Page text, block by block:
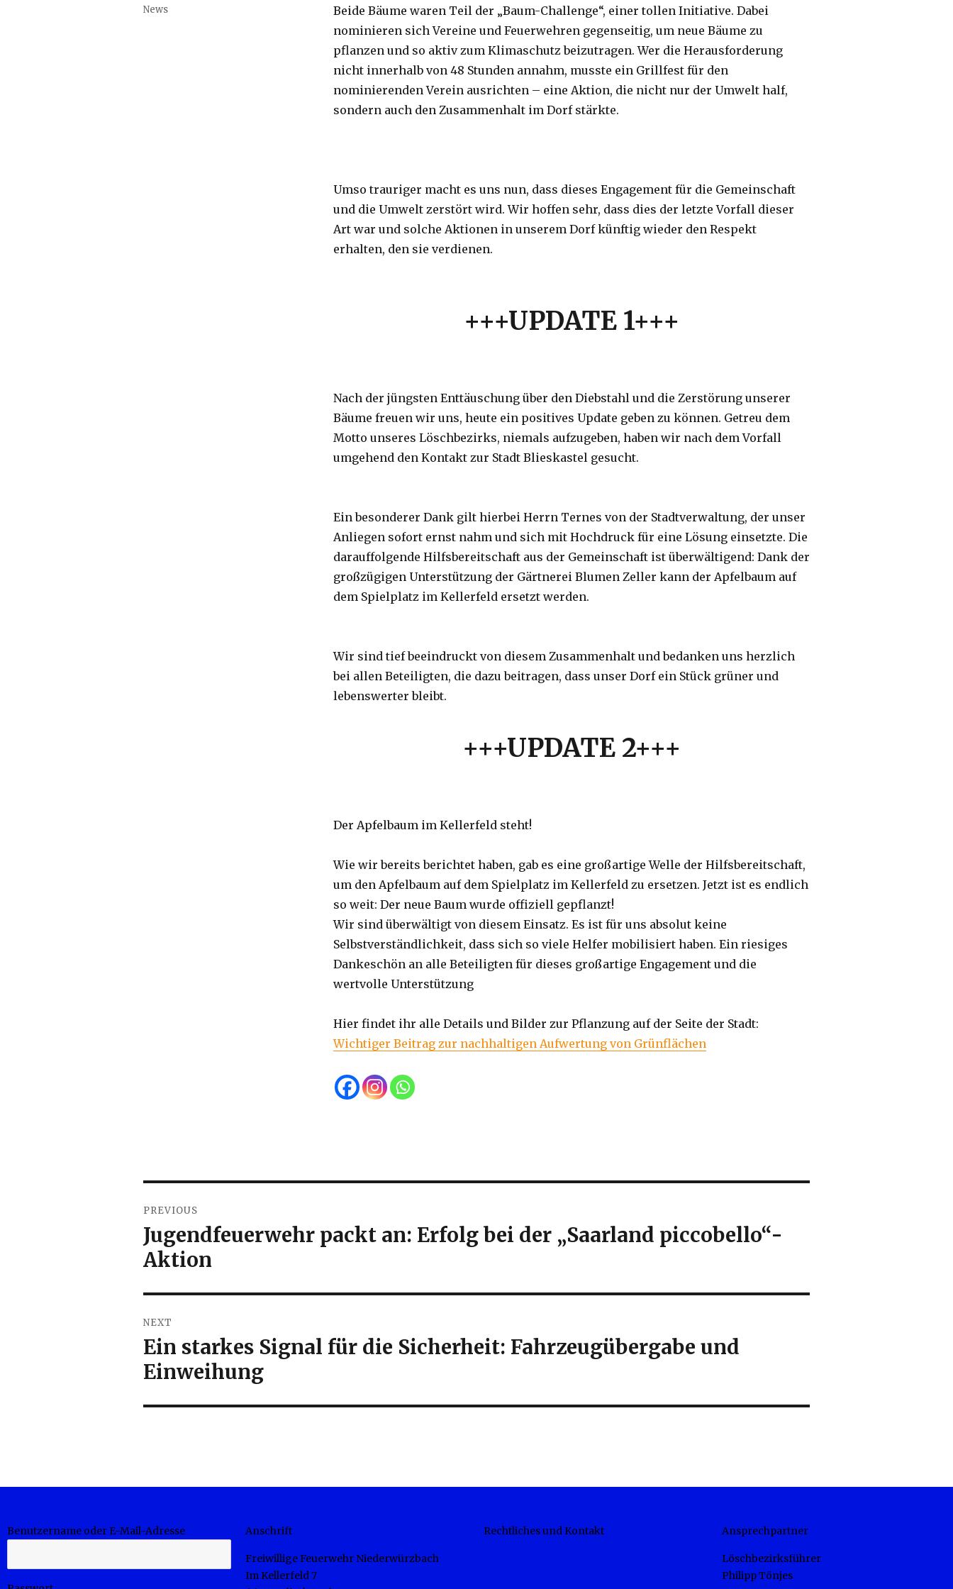
Beide Bäume waren Teil der „Baum-Challenge“, einer tollen Initiative. Dabei
nominieren sich Vereine und Feuerwehren gegenseitig, um neue Bäume zu
pflanzen und so aktiv zum Klimaschutz beizutragen. Wer die Herausforderung
nicht innerhalb von 48 Stunden annahm, musste ein Grillfest für den
nominierenden Verein ausrichten – eine Aktion, die nicht nur der Umwelt half,
sondern auch den Zusammenhalt im Dorf stärkte.
Umso trauriger macht es uns nun, dass dieses Engagement für die Gemeinschaft
und die Umwelt zerstört wird. Wir hoffen sehr, dass dies der letzte Vorfall dieser
Art war und solche Aktionen in unserem Dorf künftig wieder den Respekt
erhalten, den sie verdienen.
+++UPDATE 1+++
Nach der jüngsten Enttäuschung über den Diebstahl und die Zerstörung unserer
Bäume freuen wir uns, heute ein positives Update geben zu können. Getreu dem
Motto unseres Löschbezirks, niemals aufzugeben, haben wir nach dem Vorfall
umgehend den Kontakt zur Stadt Blieskastel gesucht.
​Ein besonderer Dank gilt hierbei Herrn Ternes von der Stadtverwaltung, der unser
Anliegen sofort ernst nahm und sich mit Hochdruck für eine Lösung einsetzte. Die
darauffolgende Hilfsbereitschaft aus der Gemeinschaft ist überwältigend: Dank der
großzügigen Unterstützung der Gärtnerei Blumen Zeller kann der Apfelbaum auf
dem Spielplatz im Kellerfeld ersetzt werden.
​Wir sind tief beeindruckt von diesem Zusammenhalt und bedanken uns herzlich
bei allen Beteiligten, die dazu beitragen, dass unser Dorf ein Stück grüner und
lebenswerter bleibt.
+++UPDATE 2+++
Der Apfelbaum im Kellerfeld steht!
​Wie wir bereits berichtet haben, gab es eine großartige Welle der Hilfsbereitschaft,
um den Apfelbaum auf dem Spielplatz im Kellerfeld zu ersetzen. Jetzt ist es endlich
so weit: Der neue Baum wurde offiziell gepflanzt!
​Wir sind überwältigt von diesem Einsatz. Es ist für uns absolut keine
Selbstverständlichkeit, dass sich so viele Helfer mobilisiert haben. Ein riesiges
Dankeschön an alle Beteiligten für dieses großartige Engagement und die
wertvolle Unterstützung
Hier findet ihr alle Details und Bilder zur Pflanzung auf der Seite der Stadt:
Wichtiger Beitrag zur nachhaltigen Aufwertung von Grünflächen
on
Categories
News
PREVIOUS
Previous
post:
Jugendfeuerwehr packt an: Erfolg bei der „Saarland piccobello“-
Aktion
NEXT
Next
post:
Ein starkes Signal für die Sicherheit: Fahrzeugübergabe und
Einweihung
Benutzername oder E-Mail-Adresse Anschrift
Freiwillige Feuerwehr Niederwürzbach
Im Kellerfeld 7
Rechtliches und Kontakt Ansprechpartner
Löschbezirksführer
Philipp Tönjes